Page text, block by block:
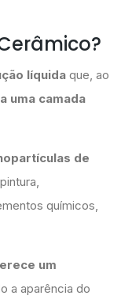
líquida que, ao
uma camada
de
químicos,
um
a aparência do